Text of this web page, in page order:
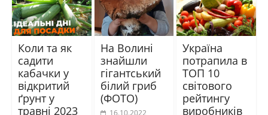
Коли та як
садити
кабачки у
відкритий
ґрунт у
травні 2023
На Волині
знайшли
гігантський
білий гриб
(ФОТО)
16.10.2022
Україна
потрапила в
ТОП 10
світового
рейтингу
виробників